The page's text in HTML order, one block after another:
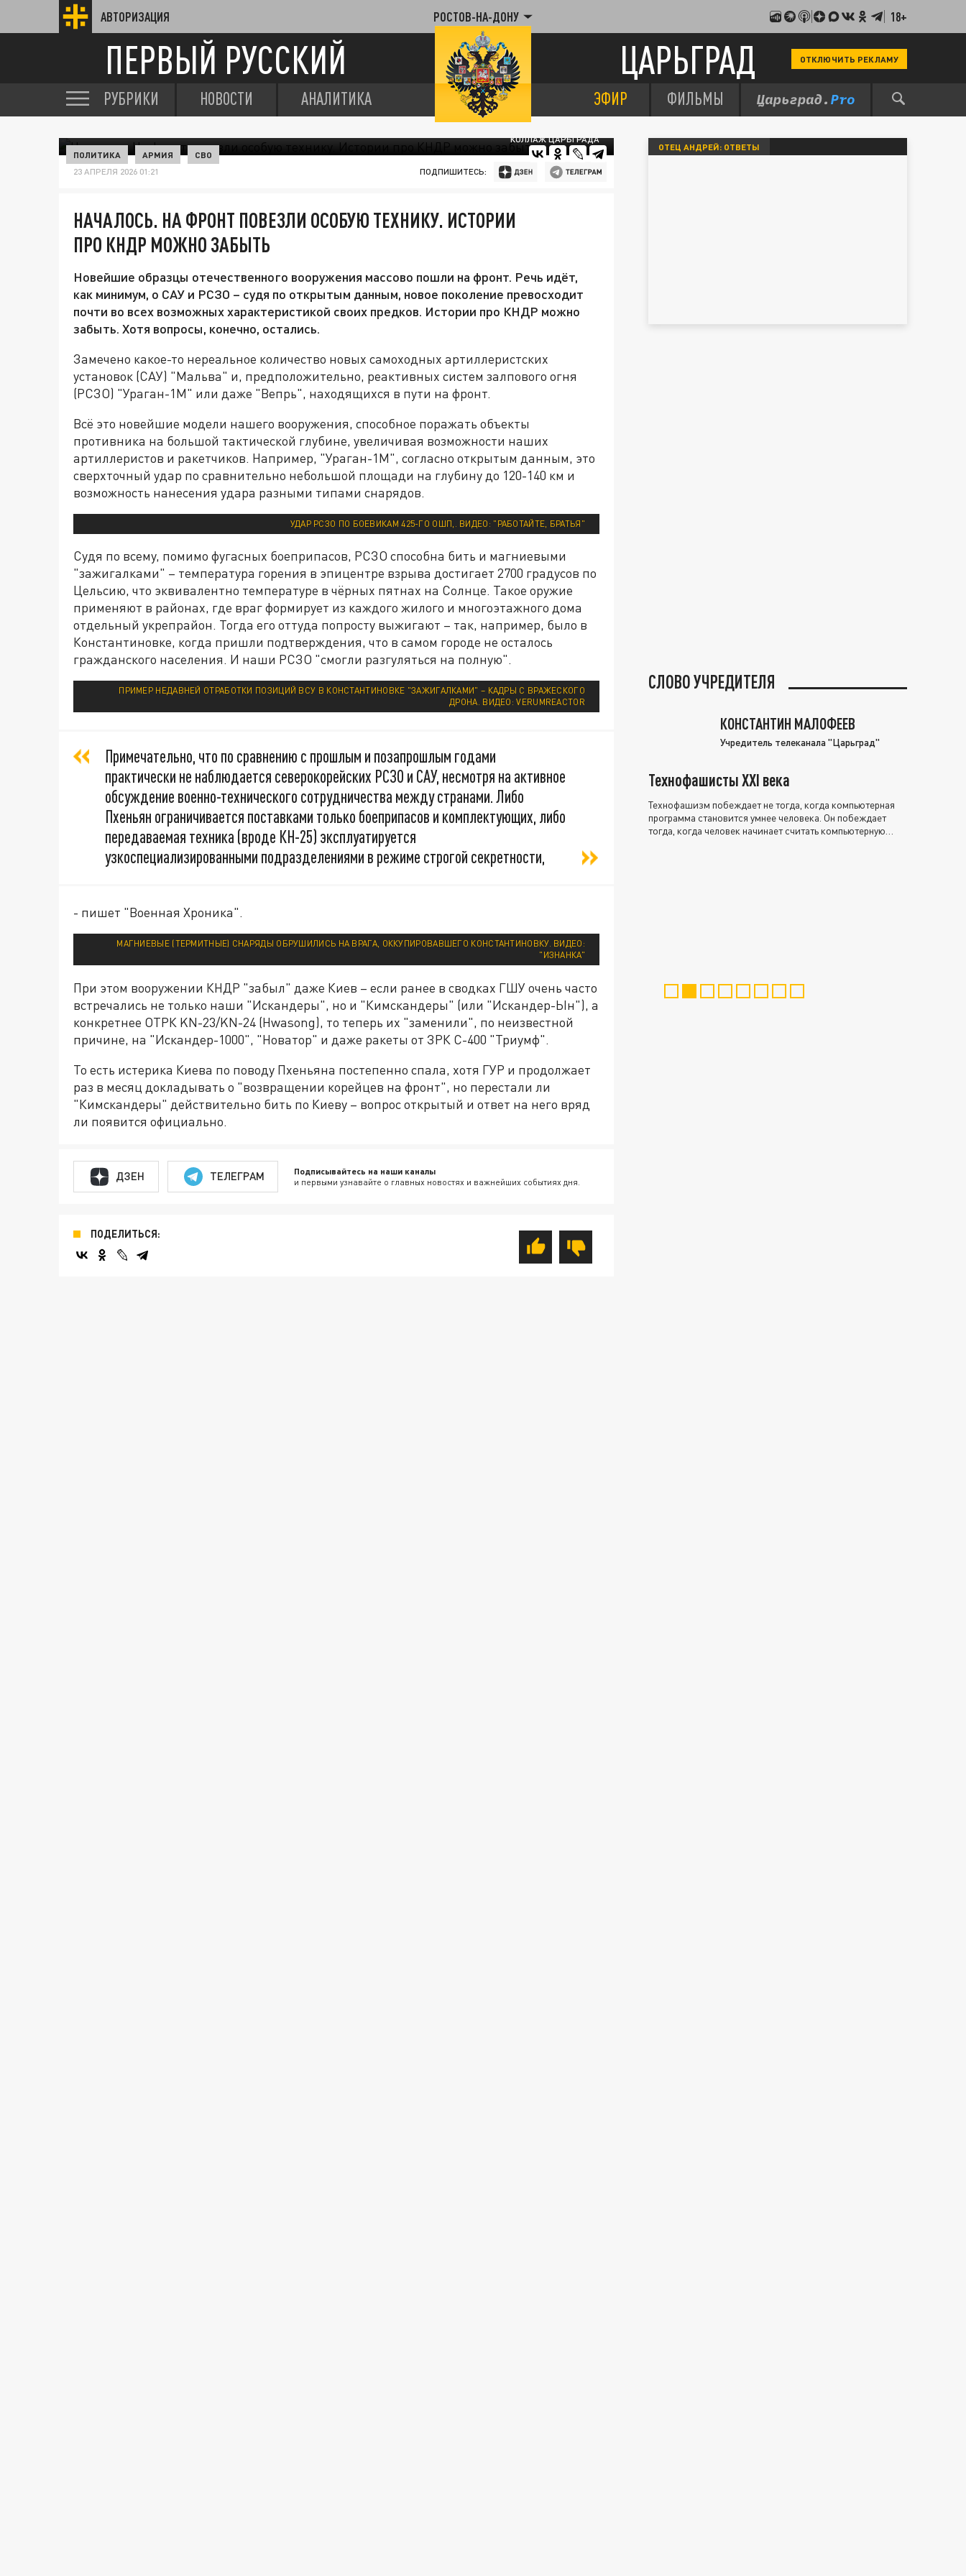
АВТОРИЗАЦИЯ РОСТОВ-НА-ДОНУ 18+
ПЕРВЫЙ РУССКИЙ ЦАРЬГРАД ОТКЛЮЧИТЬ РЕКЛАМУ
РУБРИКИ НОВОСТИ АНАЛИТИКА ЭФИР ФИЛЬМЫ
КОЛЛАЖ ЦАРЬГРАДА
ПОЛИТИКА АРМИЯ СВО
23 АПРЕЛЯ 2026 01:21 ПОДПИШИТЕСЬ:
НАЧАЛОСЬ. НА ФРОНТ ПОВЕЗЛИ ОСОБУЮ ТЕХНИКУ. ИСТОРИИ
ПРО КНДР МОЖНО ЗАБЫТЬ
Новейшие образцы отечественного вооружения массово пошли на фронт. Речь идёт,
как минимум, о САУ и РСЗО – судя по открытым данным, новое поколение превосходит
почти во всех возможных характеристикой своих предков. Истории про КНДР можно
забыть. Хотя вопросы, конечно, остались.
Замечено какое-то нереальное количество новых самоходных артиллеристских
установок (САУ) "Мальва" и, предположительно, реактивных систем залпового огня
(РСЗО) "Ураган-1М" или даже "Вепрь", находящихся в пути на фронт.
Всё это новейшие модели нашего вооружения, способное поражать объекты
противника на большой тактической глубине, увеличивая возможности наших
артиллеристов и ракетчиков. Например, "Ураган-1М", согласно открытым данным, это
сверхточный удар по сравнительно небольшой площади на глубину до 120-140 км и
возможность нанесения удара разными типами снарядов.
УДАР РСЗО ПО БОЕВИКАМ 425-ГО ОШП,. ВИДЕО: "РАБОТАЙТЕ, БРАТЬЯ"
Судя по всему, помимо фугасных боеприпасов, РСЗО способна бить и магниевыми
"зажигалками" – температура горения в эпицентре взрыва достигает 2700 градусов по
Цельсию, что эквивалентно температуре в чёрных пятнах на Солнце. Такое оружие
применяют в районах, где враг формирует из каждого жилого и многоэтажного дома
отдельный укрепрайон. Тогда его оттуда попросту выжигают – так, например, было в
Константиновке, когда пришли подтверждения, что в самом городе не осталось
гражданского населения. И наши РСЗО "смогли разгуляться на полную".
ПРИМЕР НЕДАВНЕЙ ОТРАБОТКИ ПОЗИЦИЙ ВСУ В КОНСТАНТИНОВКЕ "ЗАЖИГАЛКАМИ" – КАДРЫ С ВРАЖЕСКОГО
ДРОНА. ВИДЕО: VERUMREACTOR
Примечательно, что по сравнению с прошлым и позапрошлым годами
практически не наблюдается северокорейских РСЗО и САУ, несмотря на активное
обсуждение военно-технического сотрудничества между странами. Либо
Пхеньян ограничивается поставками только боеприпасов и комплектующих, либо
передаваемая техника (вроде КН-25) эксплуатируется
узкоспециализированными подразделениями в режиме строгой секретности,
- пишет "Военная Хроника".
МАГНИЕВЫЕ (ТЕРМИТНЫЕ) СНАРЯДЫ ОБРУШИЛИСЬ НА ВРАГА, ОККУПИРОВАВШЕГО КОНСТАНТИНОВКУ. ВИДЕО:
"ИЗНАНКА"
При этом вооружении КНДР "забыл" даже Киев – если ранее в сводках ГШУ очень часто
встречались не только наши "Искандеры", но и "Кимскандеры" (или "Искандер-Ын"), а
конкретнее ОТРК KN-23/KN-24 (Hwasong), то теперь их "заменили", по неизвестной
причине, на "Искандер-1000", "Новатор" и даже ракеты от ЗРК С-400 "Триумф".
То есть истерика Киева по поводу Пхеньяна постепенно спала, хотя ГУР и продолжает
раз в месяц докладывать о "возвращении корейцев на фронт", но перестали ли
"Кимскандеры" действительно бить по Киеву – вопрос открытый и ответ на него вряд
ли появится официально.
ДЗЕН ТЕЛЕГРАМ Подписывайтесь на наши каналы
и первыми узнавайте о главных новостях и важнейших событиях дня.
ПОДЕЛИТЬСЯ:
ОТЕЦ АНДРЕЙ: ОТВЕТЫ
СЛОВО УЧРЕДИТЕЛЯ
КОНСТАНТИН МАЛОФЕЕВ
Учредитель телеканала "Царьград"
Технофашисты XXI века
Технофашизм побеждает не тогда, когда компьютерная
программа становится умнее человека. Он побеждает
тогда, когда человек начинает считать компьютерную